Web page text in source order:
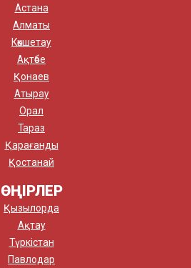
Астана
Алматы
Көкшетау
Ақтөбе
Қонаев
Атырау
Орал
Тараз
Қарағанды
Қостанай
ӨҢІРЛЕР
Қызылорда
Ақтау
Түркістан
Павлодар